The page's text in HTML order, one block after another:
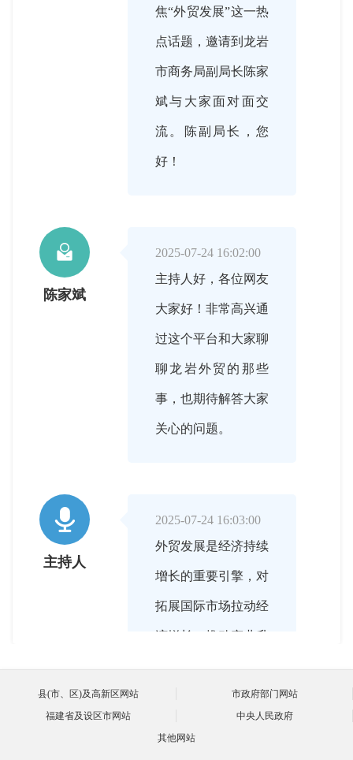
焦“外贸发展”这一热
点话题，邀请到龙岩
市商务局副局长陈家
斌与大家面对面交
流。陈副局长，您
好！

陈家斌
2025-07-24 16:02:00
主持人好，各位网友
大家好！非常高兴通
过这个平台和大家聊
聊龙岩外贸的那些
事，也期待解答大家
关心的问题。

主持人
2025-07-24 16:03:00
外贸发展是经济持续
增长的重要引擎，对
拓展国际市场拉动经
济增长，推动产业升
有重要的意义。下
县(市、区)及高新区网站
市政府部门网站
福建省及设区市网站
中央人民政府
其他网站